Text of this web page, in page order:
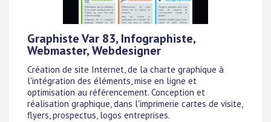
Graphiste Var 83, Infographiste,
Webmaster, Webdesigner
Création de site Internet, de la charte graphique à
l'intégration des éléments, mise en ligne et
optimisation au référencement. Conception et
réalisation graphique, dans l'imprimerie cartes de visite,
flyers, prospectus, logos entreprises.